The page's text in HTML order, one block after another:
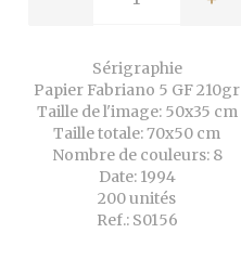
Sérigraphie
Papier Fabriano 5 GF 210gr
Taille de l'image: 50x35 cm
Taille totale: 70x50 cm
Nombre de couleurs: 8
Date: 1994
200 unités
Ref.: S0156